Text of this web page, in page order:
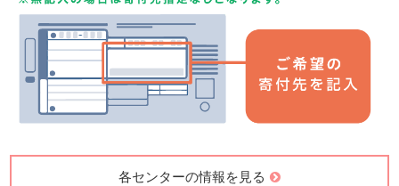
各センターの情報を見る